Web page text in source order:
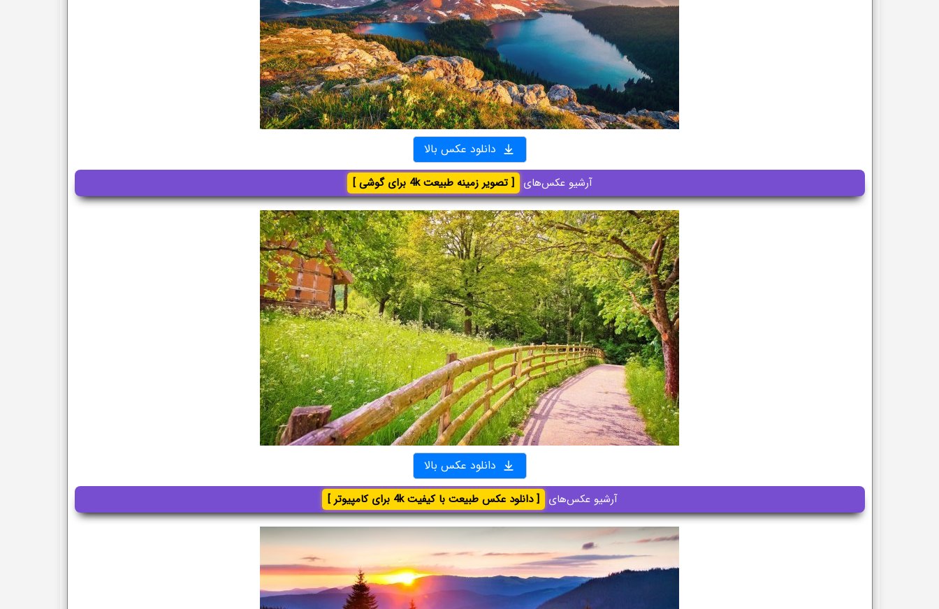
دانلود عکس بالا
آرشیو عکس‌های [ تصویر زمینه طبیعت 4k برای گوشی ]
دانلود عکس بالا
آرشیو عکس‌های [ دانلود عکس طبیعت با کیفیت 4k برای کامپیوتر ]